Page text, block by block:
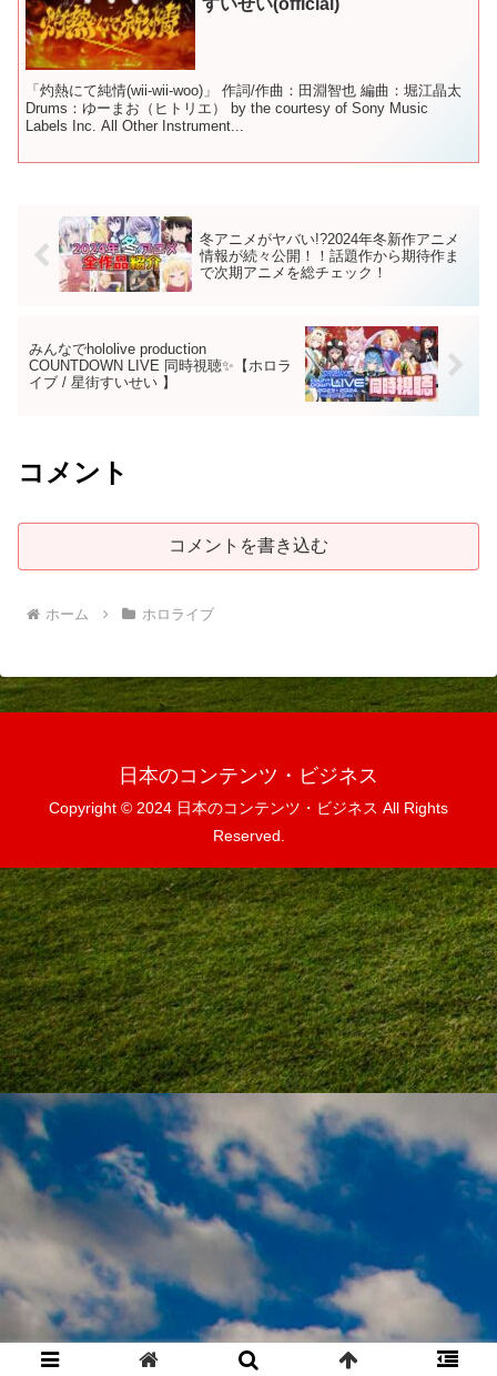
すいせい(official)
「灼熱にて純情(wii-wii-woo)」 作詞/作曲：田淵智也 編曲：堀江晶太
Drums：ゆーまお（ヒトリエ） by the courtesy of Sony Music
Labels Inc. All Other Instrument...
冬アニメがヤバい!?2024年冬新作アニメ
情報が続々公開！！話題作から期待作ま
で次期アニメを総チェック！
みんなでhololive production
COUNTDOWN LIVE 同時視聴✨【ホロラ
イブ / 星街すいせい 】
コメント
コメントを書き込む
ホーム ホロライブ
日本のコンテンツ・ビジネス
Copyright © 2024 日本のコンテンツ・ビジネス All Rights
Reserved.